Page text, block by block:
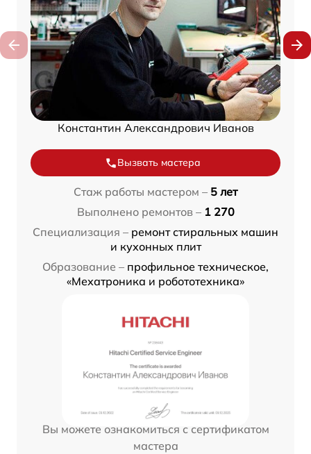
Константин Александрович Иванов
Вызвать мастера
Стаж работы мастером – 5 лет
Выполнено ремонтов – 1 270
Специализация – ремонт стиральных машин
и кухонных плит
Образование – профильное техническое,
«Мехатроника и робототехника»
Вы можете ознакомиться с сертификатом
мастера